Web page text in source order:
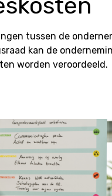
tussen de
kan de
worden veroordeeld.